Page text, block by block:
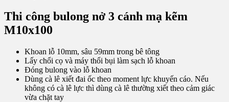
Thi công bulong nở 3 cánh mạ kẽm
M10x100
Khoan lỗ 10mm, sâu 59mm trong bê tông
Lấy chổi cọ và máy thổi bụi làm sạch lỗ khoan
Đóng bulong vào lỗ khoan
Dùng cà lê xiết đai ốc theo moment lực khuyến cáo. Nếu
không có cà lê lực thì dùng cà lê thường xiết theo cảm giác
vừa chặt tay